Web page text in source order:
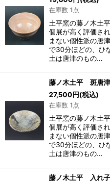
在庫数 1点
土平窯の藤ノ木土
個展が高く評価さ
まない個性派の唐
で30分ほどの、ひ
土は唐津のもの…
藤ノ木土平 斑唐
27,500円(税込)
在庫数 1点
土平窯の藤ノ木土
個展が高く評価さ
まない個性派の唐
で30分ほどの、ひ
土は唐津のもの…
藤ノ木土平 入れ